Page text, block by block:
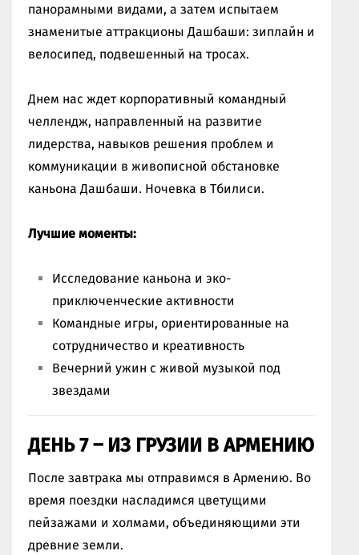
панорамными видами, а затем испытаем
знаменитые аттракционы Дашбаши: зиплайн и
велосипед, подвешенный на тросах.
Днем нас ждет корпоративный командный
челлендж, направленный на развитие
лидерства, навыков решения проблем и
коммуникации в живописной обстановке
каньона Дашбаши. Ночевка в Тбилиси.
Лучшие моменты:
Исследование каньона и эко-
приключенческие активности
Командные игры, ориентированные на
сотрудничество и креативность
Вечерний ужин с живой музыкой под
звездами
ДЕНЬ 7 – ИЗ ГРУЗИИ В АРМЕНИЮ
После завтрака мы отправимся в Армению. Во
время поездки насладимся цветущими
пейзажами и холмами, объединяющими эти
древние земли.